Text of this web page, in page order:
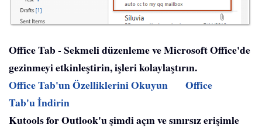
Office Tab - Sekmeli düzenleme ve Microsoft Office'de
gezinmeyi etkinleştirin, işleri kolaylaştırın.
Office Tab'un Özelliklerini Okuyun
Office
Tab'u İndirin
Kutools for Outlook'u şimdi açın ve sınırsız erişimle